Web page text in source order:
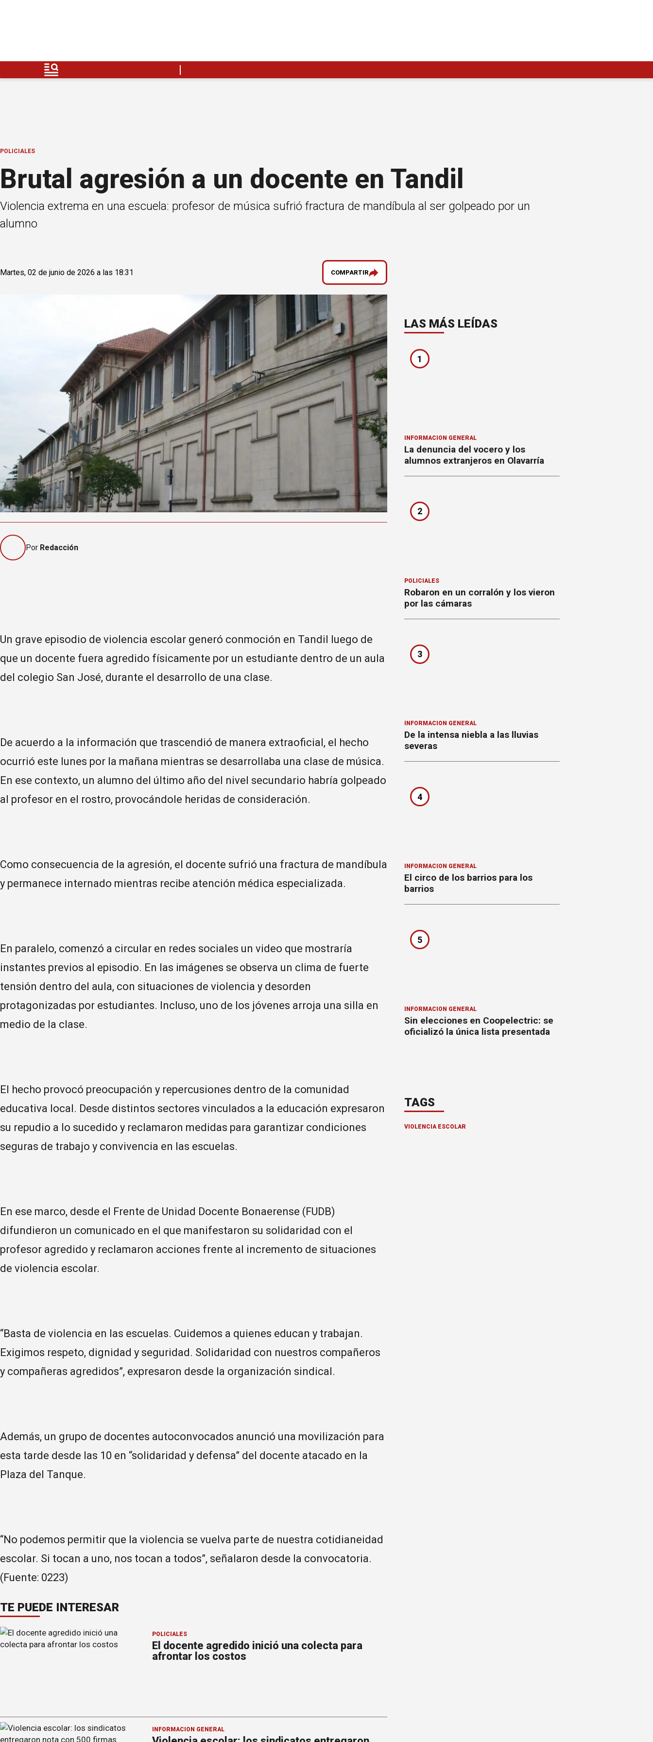
POLICIALES
Brutal agresión a un docente en Tandil
Violencia extrema en una escuela: profesor de música sufrió fractura de mandíbula al ser golpeado por un
alumno
Martes, 02 de junio de 2026 a las 18:31 COMPARTIR
Por Redacción
Un grave episodio de violencia escolar generó conmoción en Tandil luego de
que un docente fuera agredido físicamente por un estudiante dentro de un aula
del colegio San José, durante el desarrollo de una clase.
De acuerdo a la información que trascendió de manera extraoficial, el hecho
ocurrió este lunes por la mañana mientras se desarrollaba una clase de música.
En ese contexto, un alumno del último año del nivel secundario habría golpeado
al profesor en el rostro, provocándole heridas de consideración.
Como consecuencia de la agresión, el docente sufrió una fractura de mandíbula
y permanece internado mientras recibe atención médica especializada.
En paralelo, comenzó a circular en redes sociales un video que mostraría
instantes previos al episodio. En las imágenes se observa un clima de fuerte
tensión dentro del aula, con situaciones de violencia y desorden
protagonizadas por estudiantes. Incluso, uno de los jóvenes arroja una silla en
medio de la clase.
El hecho provocó preocupación y repercusiones dentro de la comunidad
educativa local. Desde distintos sectores vinculados a la educación expresaron
su repudio a lo sucedido y reclamaron medidas para garantizar condiciones
seguras de trabajo y convivencia en las escuelas.
En ese marco, desde el Frente de Unidad Docente Bonaerense (FUDB)
difundieron un comunicado en el que manifestaron su solidaridad con el
profesor agredido y reclamaron acciones frente al incremento de situaciones
de violencia escolar.
“Basta de violencia en las escuelas. Cuidemos a quienes educan y trabajan.
Exigimos respeto, dignidad y seguridad. Solidaridad con nuestros compañeros
y compañeras agredidos”, expresaron desde la organización sindical.
Además, un grupo de docentes autoconvocados anunció una movilización para
esta tarde desde las 10 en “solidaridad y defensa” del docente atacado en la
Plaza del Tanque.
“No podemos permitir que la violencia se vuelva parte de nuestra cotidianeidad
escolar. Si tocan a uno, nos tocan a todos”, señalaron desde la convocatoria.
(Fuente: 0223)
TE PUEDE INTERESAR
POLICIALES
El docente agredido inició una colecta para
afrontar los costos
INFORMACION GENERAL
LAS MÁS LEÍDAS
1
INFORMACION GENERAL
La denuncia del vocero y los
alumnos extranjeros en Olavarría
2
POLICIALES
Robaron en un corralón y los vieron
por las cámaras
3
INFORMACION GENERAL
De la intensa niebla a las lluvias
severas
4
INFORMACION GENERAL
El circo de los barrios para los
barrios
5
INFORMACION GENERAL
Sin elecciones en Coopelectric: se
oficializó la única lista presentada
TAGS
VIOLENCIA ESCOLAR